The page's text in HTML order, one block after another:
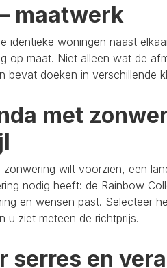
maatwerk
identieke woningen naast
op maat. Niet alleen wat de
bevat doeken in verschillende
met
wilt voorzien, een
nodig heeft: de Rainbow
en wensen past. Selecteer
u ziet meteen de richtprijs.
en